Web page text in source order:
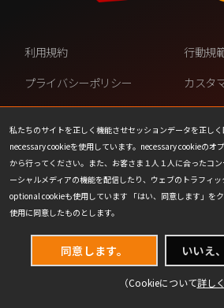
私たちのサイトを正しく機能させセッションデータを正し
necessary cookieを使用しています。necessary cookieのオ
から行ってください。また、お客さま１人１人に合ったコ
ーシャルメディアの機能を配信したり、ウェブのトラフィッ
optional cookieも使用しています 「はい、同意します」を
使用に同意したものとします。
同意します。 いいえ
（Cookieについて詳しく
利用規約
行動規
プライバシーポリシー
カスタ
ファンコンテンツ・ポリシー
個人情
ない
COOKIE
プレス
会社情報
お問い